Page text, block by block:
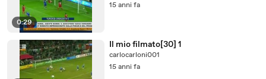
0:29
15 anni fa
Il mio filmato[30] 1
carlocarloni001
15 anni fa